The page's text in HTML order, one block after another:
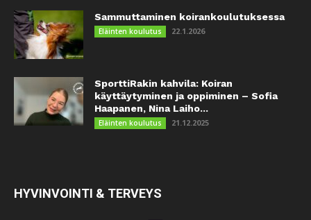
Sammuttaminen koirankoulutuksessa
Eläinten koulutus 22.1.2026
SporttiRakin kahvila: Koiran
käyttäytyminen ja oppiminen – Sofia
Haapanen, Nina Laiho...
Eläinten koulutus 21.12.2025
HYVINVOINTI & TERVEYS